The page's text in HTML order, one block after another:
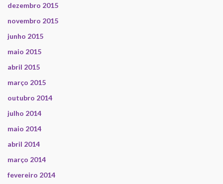
dezembro 2015
novembro 2015
junho 2015
maio 2015
abril 2015
março 2015
outubro 2014
julho 2014
maio 2014
abril 2014
março 2014
fevereiro 2014